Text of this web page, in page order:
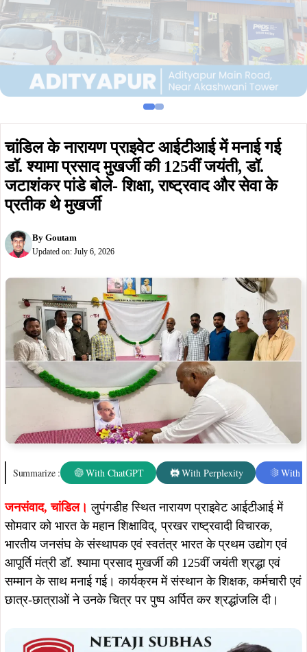
चांडिल के नारायण प्राइवेट आईटीआई में मनाई गई
डॉ. श्यामा प्रसाद मुखर्जी की 125वीं जयंती, डॉ.
जटाशंकर पांडे बोले- शिक्षा, राष्ट्रवाद और सेवा के
प्रतीक थे मुखर्जी
By Goutam
Updated on: July 6, 2026
Summarize : With ChatGPT With Perplexity With
जनसंवाद,चांडिल। लुपंगडीह स्थित नारायण प्राइवेट आईटीआई में
सोमवार को भारत के महान शिक्षाविद्, प्रखर राष्ट्रवादी विचारक,
भारतीय जनसंघ के संस्थापक एवं स्वतंत्र भारत के प्रथम उद्योग एवं
आपूर्ति मंत्री डॉ. श्यामा प्रसाद मुखर्जी की 125वीं जयंती श्रद्धा एवं
सम्मान के साथ मनाई गई। कार्यक्रम में संस्थान के शिक्षक, कर्मचारी एवं
छात्र-छात्राओं ने उनके चित्र पर पुष्प अर्पित कर श्रद्धांजलि दी।